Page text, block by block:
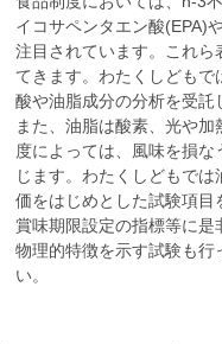
イコサペンタエン酸(EPA)
注目されています。これら
てきます。わたくしども
酸や油脂成分の分析を受託
また、油脂は酸素、光や
度によっては、風味を損
じます。わたくしどもで
価をはじめとした試験項
賞味期限設定の指標等に是
物理的特徴を示す試験も行
い。